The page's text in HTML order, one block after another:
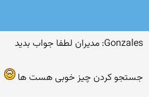
Gonzales: مدیران لطفا جواب بدید
جستجو كردن چیز خوبی هست ها